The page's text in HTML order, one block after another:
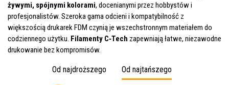
żywymi, spójnymi kolorami, docenianymi przez hobbystów i
profesjonalistów. Szeroka gama odcieni i kompatybilność z
większością drukarek FDM czynią je wszechstronnym materiałem do
codziennego użytku. Filamenty C‑Tech zapewniają łatwe, niezawodne
drukowanie bez kompromisów.
Od najdroższego Od najtańszego